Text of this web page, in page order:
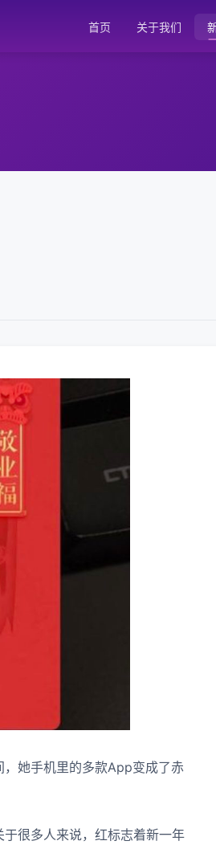
首页 关于我们
她手机里的多款App变成了赤
很多人来说，红标志着新一年